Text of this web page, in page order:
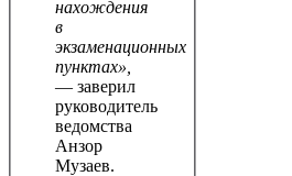
нахождения
в
экзаменационных
пунктах»,
— заверил
руководитель
ведомства
Анзор
Музаев.